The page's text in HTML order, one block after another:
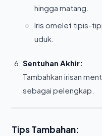
hingga matang.
Iris omelet tipis-
uduk.
Sentuhan Akhir:
Tambahkan irisan
sebagai pelengkap.
Tips Tambahan: